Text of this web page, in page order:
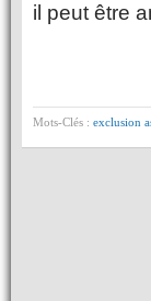
il peut être
Mots-Clés : exclusion